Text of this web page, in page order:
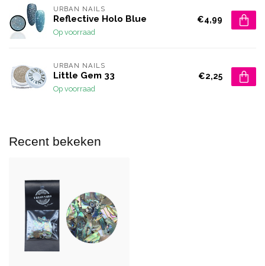
URBAN NAILS
Reflective Holo Blue
Op voorraad
€4,99
URBAN NAILS
Little Gem 33
Op voorraad
€2,25
Recent bekeken